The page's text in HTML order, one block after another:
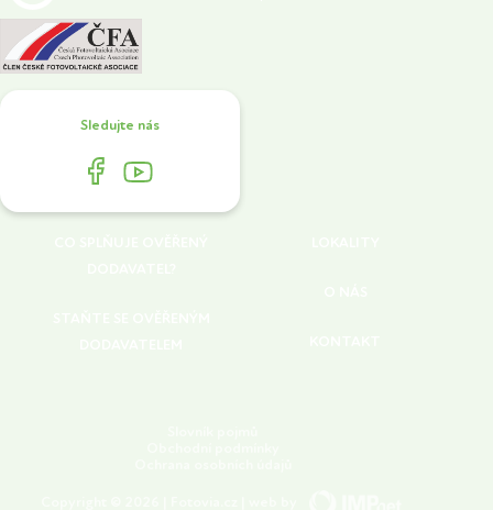
Sledujte nás